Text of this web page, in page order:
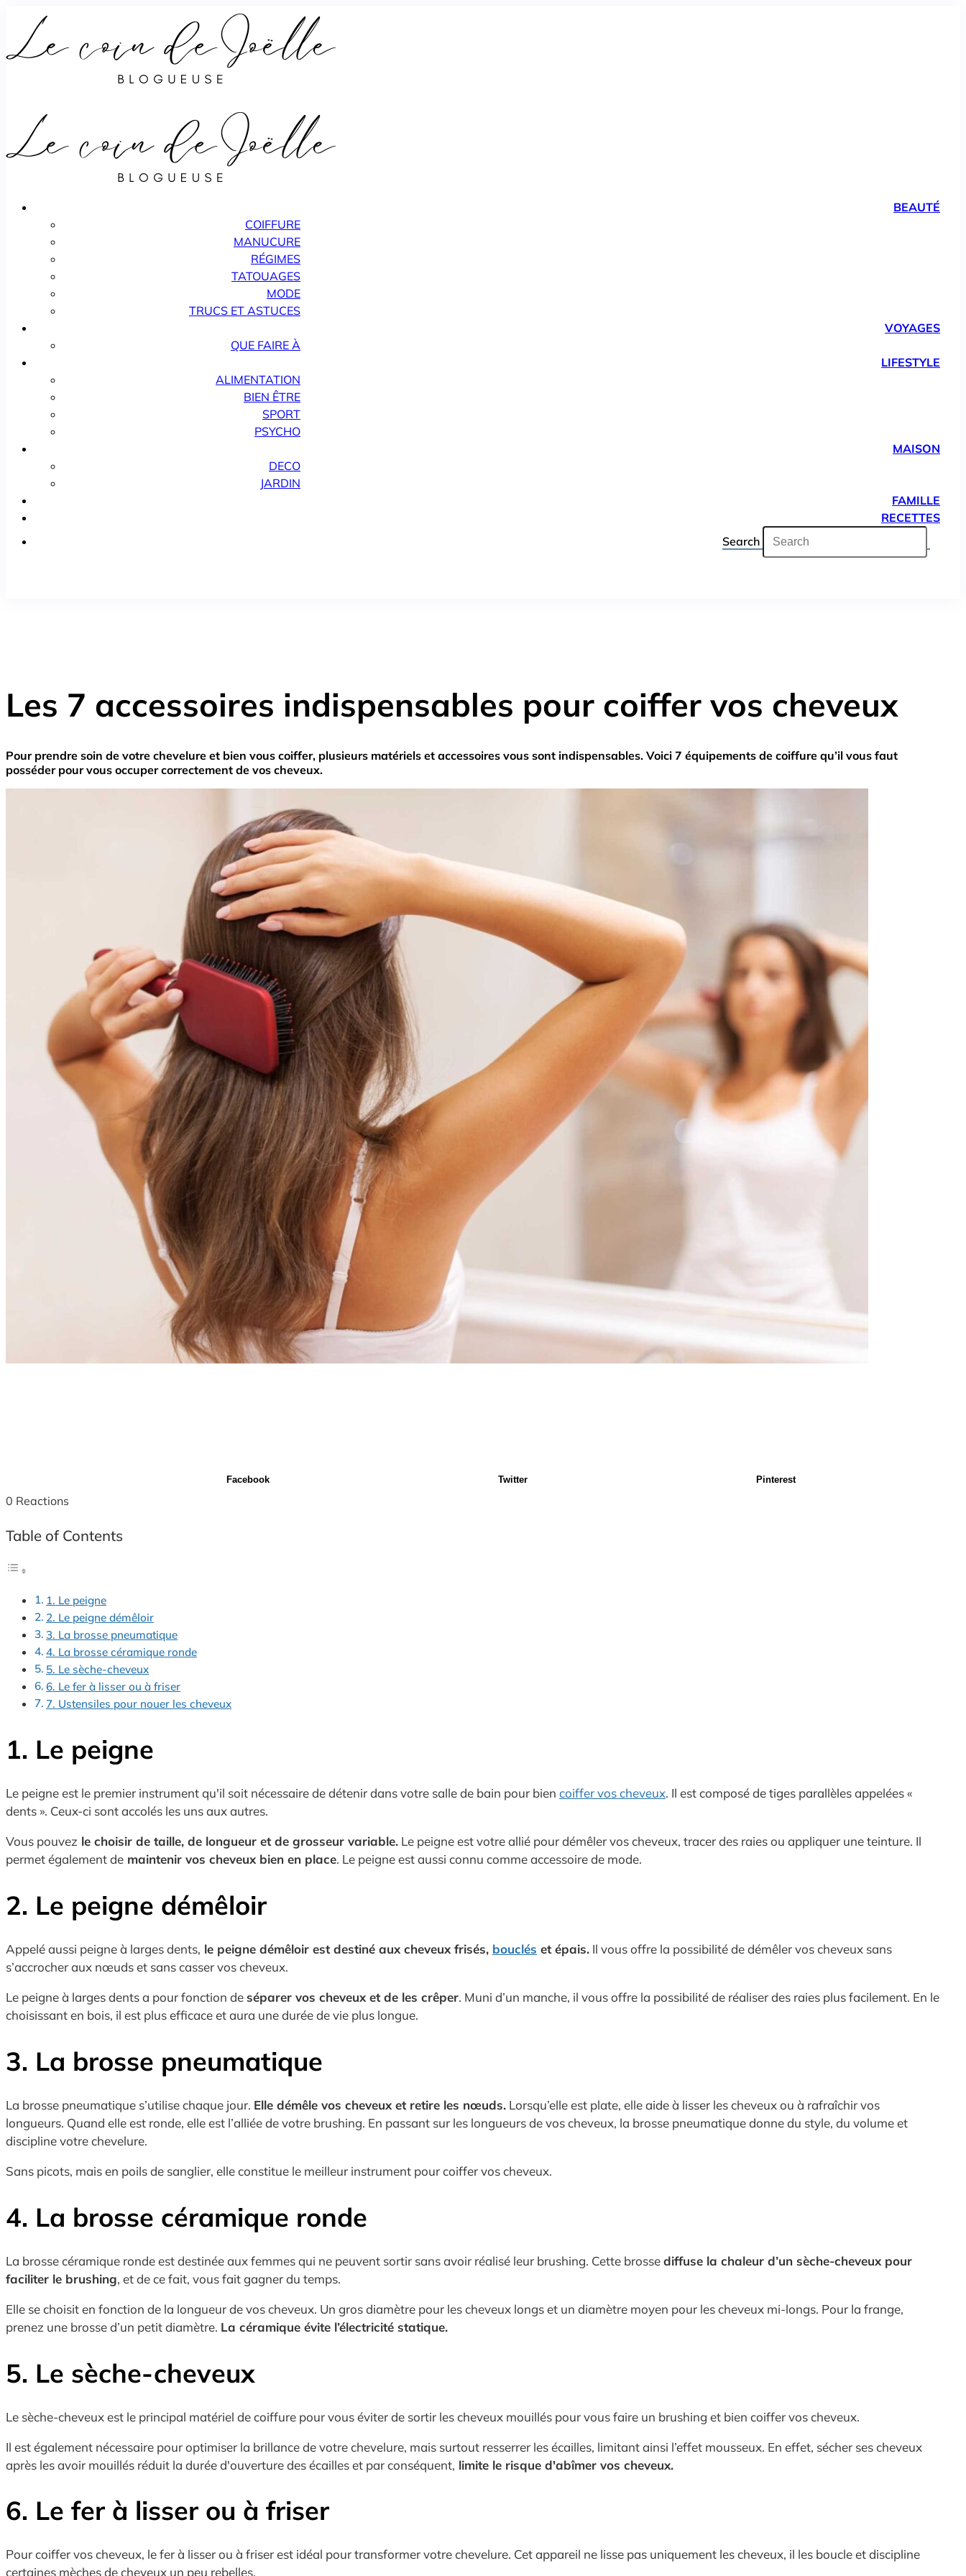
BEAUTÉ
COIFFURE
MANUCURE
RÉGIMES
TATOUAGES
MODE
TRUCS ET ASTUCES
VOYAGES
QUE FAIRE À
LIFESTYLE
ALIMENTATION
BIEN ÊTRE
SPORT
PSYCHO
MAISON
DECO
JARDIN
FAMILLE
RECETTES
Search
Les 7 accessoires indispensables pour coiffer vos cheveux
Pour prendre soin de votre chevelure et bien vous coiffer, plusieurs matériels et accessoires vous sont indispensables. Voici 7 équipements de coiffure qu’il vous faut
posséder pour vous occuper correctement de vos cheveux.
Facebook Twitter Pinterest
0 Reactions
Table of Contents
1. Le peigne
2. Le peigne démêloir
3. La brosse pneumatique
4. La brosse céramique ronde
5. Le sèche-cheveux
6. Le fer à lisser ou à friser
7. Ustensiles pour nouer les cheveux
1. Le peigne
Le peigne est le premier instrument qu'il soit nécessaire de détenir dans votre salle de bain pour bien coiffer vos cheveux. Il est composé de tiges parallèles appelées «
dents ». Ceux-ci sont accolés les uns aux autres.
Vous pouvez le choisir de taille, de longueur et de grosseur variable. Le peigne est votre allié pour démêler vos cheveux, tracer des raies ou appliquer une teinture. Il
permet également de maintenir vos cheveux bien en place. Le peigne est aussi connu comme accessoire de mode.
2. Le peigne démêloir
Appelé aussi peigne à larges dents, le peigne démêloir est destiné aux cheveux frisés, bouclés et épais. Il vous offre la possibilité de démêler vos cheveux sans
s’accrocher aux nœuds et sans casser vos cheveux.
Le peigne à larges dents a pour fonction de séparer vos cheveux et de les crêper. Muni d’un manche, il vous offre la possibilité de réaliser des raies plus facilement. En le
choisissant en bois, il est plus efficace et aura une durée de vie plus longue.
3. La brosse pneumatique
La brosse pneumatique s’utilise chaque jour. Elle démêle vos cheveux et retire les nœuds. Lorsqu’elle est plate, elle aide à lisser les cheveux ou à rafraîchir vos
longueurs. Quand elle est ronde, elle est l’alliée de votre brushing. En passant sur les longueurs de vos cheveux, la brosse pneumatique donne du style, du volume et
discipline votre chevelure.
Sans picots, mais en poils de sanglier, elle constitue le meilleur instrument pour coiffer vos cheveux.
4. La brosse céramique ronde
La brosse céramique ronde est destinée aux femmes qui ne peuvent sortir sans avoir réalisé leur brushing. Cette brossediffuse la chaleur d’un sèche-cheveux pour
faciliter le brushing, et de ce fait, vous fait gagner du temps.
Elle se choisit en fonction de la longueur de vos cheveux. Un gros diamètre pour les cheveux longs et un diamètre moyen pour les cheveux mi-longs. Pour la frange,
prenez une brosse d’un petit diamètre. La céramique évite l’électricité statique.
5. Le sèche-cheveux
Le sèche-cheveux est le principal matériel de coiffure pour vous éviter de sortir les cheveux mouillés pour vous faire un brushing et bien coiffer vos cheveux.
Il est également nécessaire pour optimiser la brillance de votre chevelure, mais surtout resserrer les écailles, limitant ainsi l’effet mousseux. En effet, sécher ses cheveux
après les avoir mouillés réduit la durée d'ouverture des écailles et par conséquent, limite le risque d'abîmer vos cheveux.
6. Le fer à lisser ou à friser
Pour coiffer vos cheveux, le fer à lisser ou à friser est idéal pour transformer votre chevelure. Cet appareil ne lisse pas uniquement les cheveux, il les boucle et discipline
certaines mèches de cheveux un peu rebelles.